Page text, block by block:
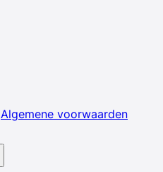
Algemene voorwaarden